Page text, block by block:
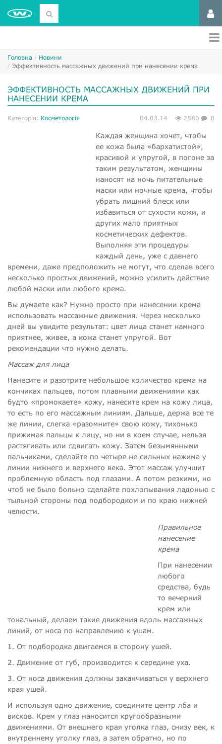
Головна
Новини
Эффективность массажных движений при нанесении крема
ЭФФЕКТИВНОСТЬ МАССАЖНЫХ ДВИЖЕНИЙ ПРИ
НАНЕСЕНИИ КРЕМА
Категорія: Косметологія 04.03.14 2580 0
Каждая женщина хочет, чтобы
ее кожа была «бархатистой»,
красивой и упругой, в погоне за
таким результатом, женщины
наносят на ночь питательные
маски или ночные крема, чтобы
убрать лишний блеск или
избавиться от сухости кожи, и
других мало приятных
косметических дефектов.
Выполняя эти процедуры
каждый день, уже с давнего
времени, даже предположить не могут, что сделав всего
несколько простых движений, можно усилить действие
любой маски или любого крема.
Вы думаете как? Нужно просто при нанесении крема
использовать массажные движения. Через несколько
дней вы увидите результат: цвет лица станет намного
приятнее, живее, а кожа станет упругой. Вот
рекомендации что нужно делать.
Массаж для лица
Нанесите и разотрите небольшое количество крема на
кончиках пальцев, потом плавными движениями как
будто «промокаете» кожу, нанесите крем на кожу лица,
то есть по его массажным линиям. Дальше, держа все те
же линии, слегка «разомните» свою кожу, тихонько
прижимая пальцы к лицу, но ни в коем случае, нельзя
растягивать или сдвигать кожу. Затем безымянными
пальчиками, сделайте по четыре не сильных нажима у
линии нижнего и верхнего века. Этот массаж улучшит
проблемную область под глазами. А потом резкими, но
чтоб не было больно сделайте похлопывания ладонью с
тыльной стороны под подбородком и по краю нижней
челюсти.
Правильное
нанесение
крема
При нанесении
любого
средства, будь
то вечерний
крем или
тональный, делаем такие движения вдоль массажных
линий, от носа по направлению к ушам.
1. От подбородка двигаемся в сторону ушей.
2. Движение от губ, производится к середине уха.
3. От носа движения должны заканчиваться у верхнего
края ушей.
И используя одно движение, соедините центр лба и
висков. Крем у глаз наносится кругообразными
движениями. От внешнего края уголка глаз, снизу век, к
внутреннему уголку глаз, а затем обратно, но по